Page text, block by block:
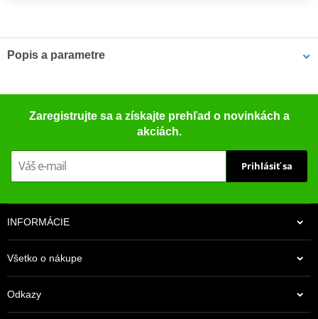
Popis a parametre
Zaregistrujte sa a získajte prehľad o novinkách a
akciách.
Prihlásiť sa
INFORMÁCIE
Všetko o nákupe
Odkazy